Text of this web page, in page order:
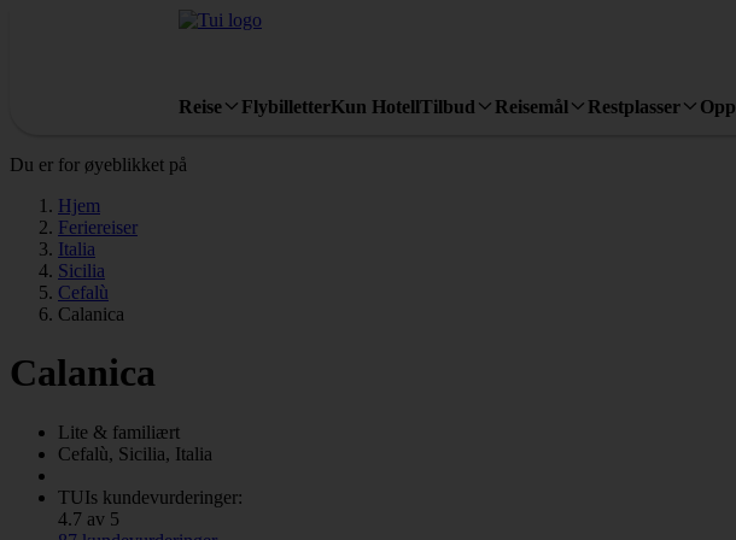
Reise FlybilletterKun HotellTilbud Reisemål Restplasser
Du er for øyeblikket på
Hjem
Feriereiser
Italia
Sicilia
Cefalù
Calanica
Calanica
Lite & familiært
Cefalù, Sicilia, Italia
TUIs kundevurderinger:
4.7 av 5